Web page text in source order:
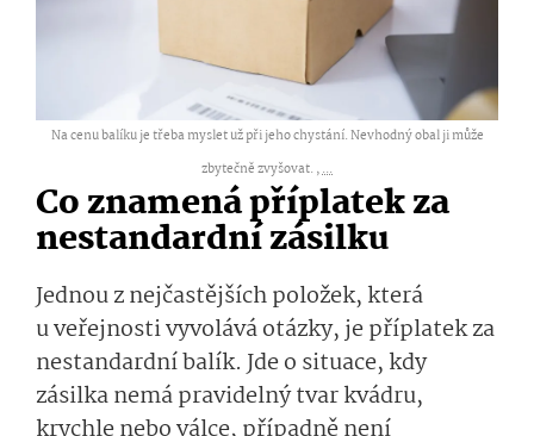
Na cenu balíku je třeba myslet už při jeho chystání. Nevhodný obal ji může
zbytečně zvyšovat. ,...
Co znamená příplatek za
nestandardní zásilku
Jednou z nejčastějších položek, která
u veřejnosti vyvolává otázky, je příplatek za
nestandardní balík. Jde o situace, kdy
zásilka nemá pravidelný tvar kvádru,